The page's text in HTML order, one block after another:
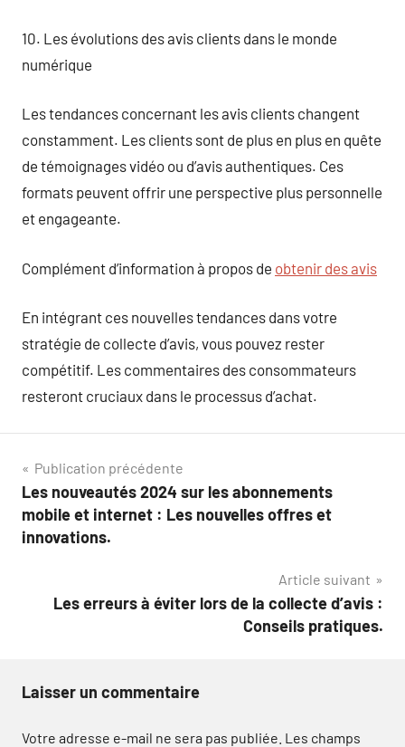
10. Les évolutions des avis clients dans le monde
numérique
Les tendances concernant les avis clients changent
constamment. Les clients sont de plus en plus en quête
de témoignages vidéo ou d’avis authentiques. Ces
formats peuvent offrir une perspective plus personnelle
et engageante.
Complément d’information à propos de obtenir des avis
En intégrant ces nouvelles tendances dans votre
stratégie de collecte d’avis, vous pouvez rester
compétitif. Les commentaires des consommateurs
resteront cruciaux dans le processus d’achat.
Navigation
de
l’article
Publication précédente
Les nouveautés 2024 sur les abonnements
mobile et internet : Les nouvelles offres et
innovations.
Article suivant
Les erreurs à éviter lors de la collecte d’avis :
Conseils pratiques.
Laisser un commentaire
Votre adresse e-mail ne sera pas publiée. Les champs